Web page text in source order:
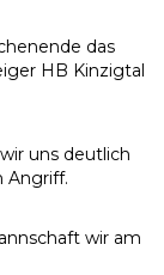
das
HB Kinzigtal
uns deutlich
Angriff.
wir am